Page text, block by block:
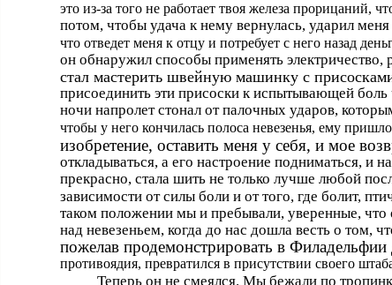
это из-за того не работает твоя железа прорицаний,
потом, чтобы удача к нему вернулась, ударил меня
что отведет меня к отцу и потребует с него назад
он обнаружил способы применять
стал мастерить швейную машинку с
присоединить эти присоски к испытывающей боль
ночи напролет стонал от палочных ударов,
чтобы у него кончилась полоса невезенья, ему
изобретение, оставить меня у себя, и мое
откладываться, а его настроение подниматься, и
прекрасно, стала шить не только лучше любой
зависимости от силы боли и от того, где болит,
таком положении мы и пребывали, уверенные,
над невезеньем, когда до нас дошла весть о том,
пожелав продемонстрировать в Филадельфии
противоядия, превратился в присутствии своего
Теперь он не смеялся. Мы бежали по